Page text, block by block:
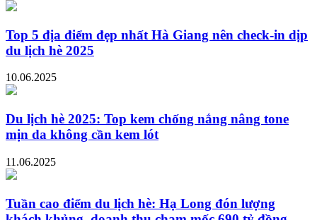
Top 5 địa điểm đẹp nhất Hà Giang nên check-in dịp
du lịch hè 2025
10.06.2025
Du lịch hè 2025: Top kem chống nắng nâng tone
mịn da không cần kem lót
11.06.2025
Tuần cao điểm du lịch hè: Hạ Long đón lượng